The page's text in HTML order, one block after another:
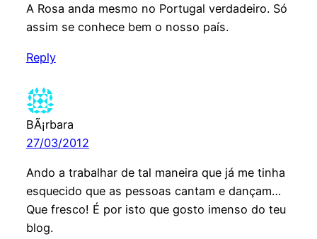
A Rosa anda mesmo no Portugal verdadeiro. Só
assim se conhece bem o nosso país.
Reply
BÃ¡rbara
27/03/2012
Ando a trabalhar de tal maneira que já me tinha
esquecido que as pessoas cantam e dançam…
Que fresco! É por isto que gosto imenso do teu
blog.